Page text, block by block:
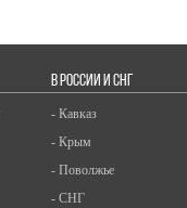
В РОССИИ И СНГ
- Кавказ
- Крым
- Поволжье
- СНГ